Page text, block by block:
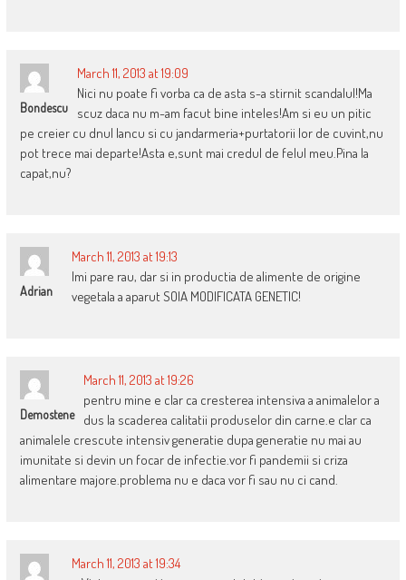
Bondescu
March 11, 2013 at 19:09
Nici nu poate fi vorba ca de asta s-a stirnit scandalul!Ma
scuz daca nu m-am facut bine inteles!Am si eu un pitic
pe creier cu dnul Iancu si cu jandarmeria+purtatorii lor de cuvint,nu
pot trece mai departe!Asta e,sunt mai credul de felul meu.Pina la
capat,nu?
Adrian
March 11, 2013 at 19:13
Imi pare rau, dar si in productia de alimente de origine
vegetala a aparut SOIA MODIFICATA GENETIC!
Demostene
March 11, 2013 at 19:26
pentru mine e clar ca cresterea intensiva a animalelor a
dus la scaderea calitatii produselor din carne.e clar ca
animalele crescute intensiv generatie dupa generatie nu mai au
imunitate si devin un focar de infectie.vor fi pandemii si criza
alimentare majore.problema nu e daca vor fi sau nu ci cand.
March 11, 2013 at 19:34